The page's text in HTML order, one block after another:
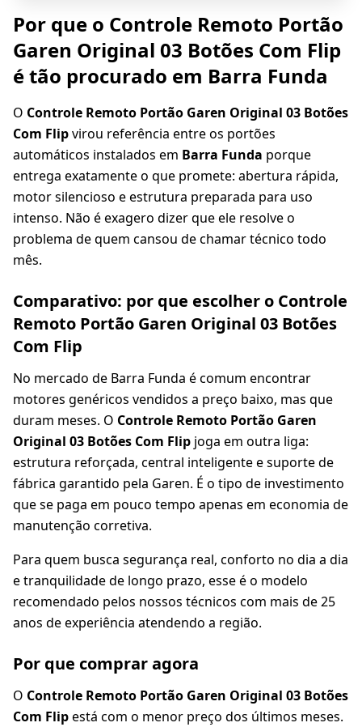
Por que o Controle Remoto Portão
Garen Original 03 Botões Com Flip
é tão procurado em Barra Funda
O Controle Remoto Portão Garen Original 03 Botões
Com Flipvirou referência entre os portões
automáticos instalados em Barra Funda porque
entrega exatamente o que promete: abertura rápida,
motor silencioso e estrutura preparada para uso
intenso. Não é exagero dizer que ele resolve o
problema de quem cansou de chamar técnico todo
mês.
Comparativo: por que escolher o Controle
Remoto Portão Garen Original 03 Botões
Com Flip
No mercado de Barra Funda é comum encontrar
motores genéricos vendidos a preço baixo, mas que
duram meses. O Controle Remoto Portão Garen
Original 03 Botões Com Flip joga em outra liga:
estrutura reforçada, central inteligente e suporte de
fábrica garantido pela Garen. É o tipo de investimento
que se paga em pouco tempo apenas em economia de
manutenção corretiva.
Para quem busca segurança real, conforto no dia a dia
e tranquilidade de longo prazo, esse é o modelo
recomendado pelos nossos técnicos com mais de 25
anos de experiência atendendo a região.
Por que comprar agora
O Controle Remoto Portão Garen Original 03 Botões
Com Flipestá com o menor preço dos últimos meses.